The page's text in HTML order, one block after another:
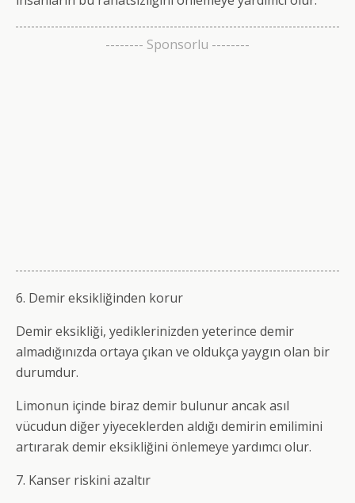
-------- Sponsorlu --------
6. Demir eksikliğinden korur
Demir eksikliği, yediklerinizden yeterince demir
almadığınızda ortaya çıkan ve oldukça yaygın olan bir
durumdur.
Limonun içinde biraz demir bulunur ancak asıl
vücudun diğer yiyeceklerden aldığı demirin emilimini
artırarak demir eksikliğini önlemeye yardımcı olur.
7. Kanser riskini azaltır